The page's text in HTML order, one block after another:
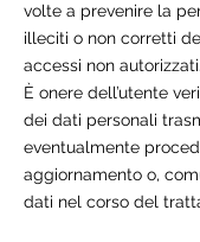
volte a prevenire la
illeciti o non corretti
accessi non autorizzati.
È onere dell’utente
dei dati personali
eventualmente
aggiornamento o,
dati nel corso del